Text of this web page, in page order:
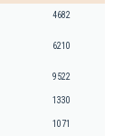
4682
6210
9522
1330
1071